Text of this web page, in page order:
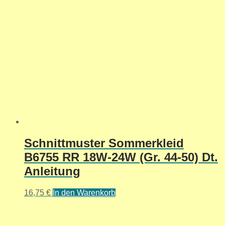
Schnittmuster Sommerkleid
B6755 RR 18W-24W (Gr. 44-50) Dt.
Anleitung
16,75 € In den Warenkorb